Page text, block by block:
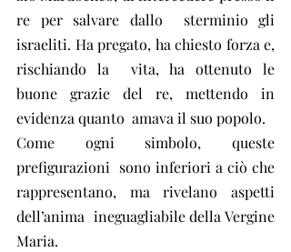
re per salvare dallo  sterminio gli
israeliti. Ha pregato, ha chiesto forza e,
rischiando la  vita, ha ottenuto le
buone grazie del re, mettendo in
evidenza quanto  amava il suo popolo.
Come ogni simbolo, queste
prefigurazioni  sono inferiori a ciò che
rappresentano, ma rivelano aspetti
dell’anima  ineguagliabile della Vergine
Maria.